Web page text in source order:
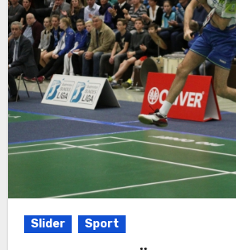
Slider Sport